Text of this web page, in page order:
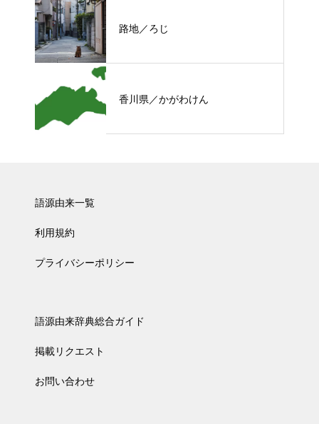
路地／ろじ
香川県／かがわけん
語源由来一覧
利用規約
プライバシーポリシー
語源由来辞典総合ガイド
掲載リクエスト
お問い合わせ